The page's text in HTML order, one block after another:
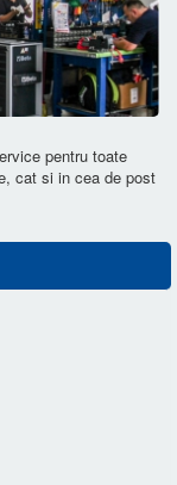
pentru toate
cat si in cea de post